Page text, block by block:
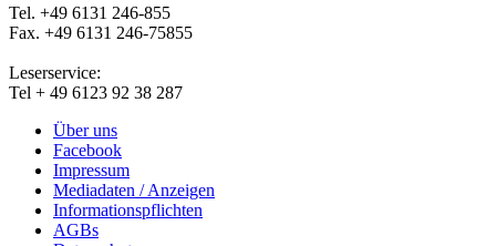
Tel. +49 6131 246-855
Fax. +49 6131 246-75855
Leserservice:
Tel + 49 6123 92 38 287
Über uns
Facebook
Impressum
Mediadaten / Anzeigen
Informationspflichten
AGBs